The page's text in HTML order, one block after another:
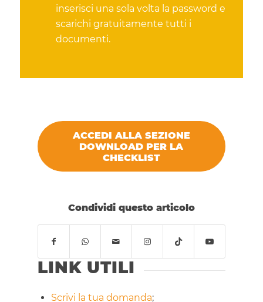
inserisci una sola volta la password e
scarichi gratuitamente tutti i
documenti.
ACCEDI ALLA SEZIONE
DOWNLOAD PER LA
CHECKLIST
Condividi questo articolo
LINK UTILI
Scrivi la tua domanda;